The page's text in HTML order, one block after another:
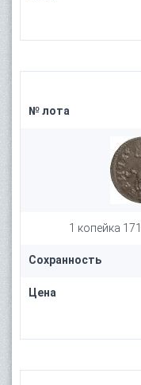
№ лота
1 копейка
Сохранность
Цена